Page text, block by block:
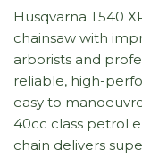
Husqvarna T540
chainsaw with
arborists and
reliable, high-
easy to
40cc class petrol
chain delivers